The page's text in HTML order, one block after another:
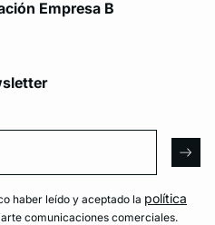
Empresa B
haber leído y aceptado la política
comunicaciones comerciales.